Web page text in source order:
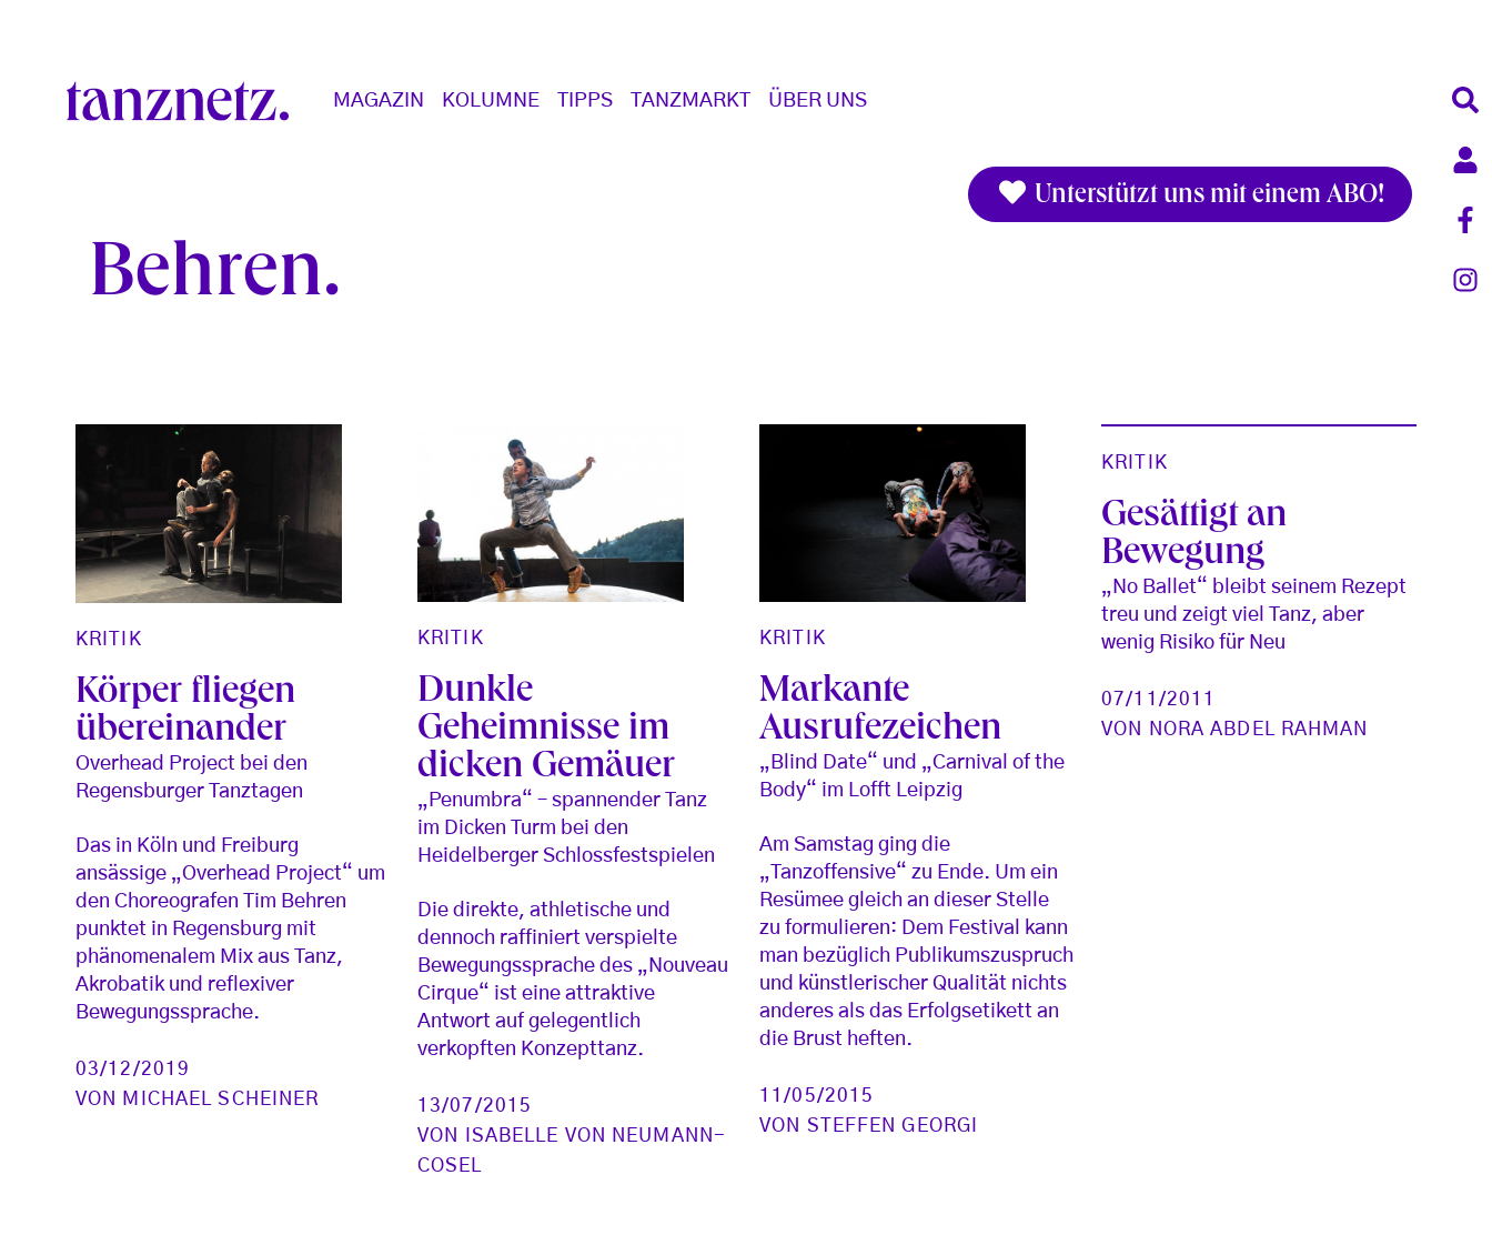
Main navigation
MAGAZIN KOLUMNE TIPPS TANZMARKT ÜBER UNS
Unterstützt uns mit einem ABO!
Behren
KRITIK
Körper fliegen
übereinander
Overhead Project bei den
Regensburger Tanztagen
Das in Köln und Freiburg
ansässige „Overhead Project“ um
den Choreografen Tim Behren
punktet in Regensburg mit
phänomenalem Mix aus Tanz,
Akrobatik und reflexiver
Bewegungssprache.
03/12/2019
VON
MICHAEL SCHEINER
KRITIK
Dunkle
Geheimnisse im
dicken Gemäuer
„Penumbra“ – spannender Tanz
im Dicken Turm bei den
Heidelberger Schlossfestspielen
Die direkte, athletische und
dennoch raffiniert verspielte
Bewegungssprache des „Nouveau
Cirque“ ist eine attraktive
Antwort auf gelegentlich
verkopften Konzepttanz.
13/07/2015
VON
ISABELLE VON NEUMANN-
COSEL
KRITIK
Markante
Ausrufezeichen
„Blind Date“ und „Carnival of the
Body“ im Lofft Leipzig
Am Samstag ging die
„Tanzoffensive“ zu Ende. Um ein
Resümee gleich an dieser Stelle
zu formulieren: Dem Festival kann
man bezüglich Publikumszuspruch
und künstlerischer Qualität nichts
anderes als das Erfolgsetikett an
die Brust heften.
11/05/2015
VON STEFFEN GEORGI
KRITIK
Gesättigt an
Bewegung
„No Ballet“ bleibt seinem Rezept
treu und zeigt viel Tanz, aber
wenig Risiko für Neu
07/11/2011
VON
NORA ABDEL RAHMAN